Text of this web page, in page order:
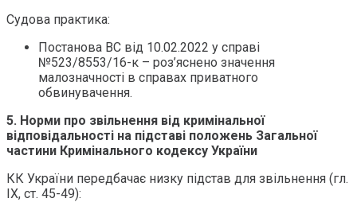
Судова практика:
Постанова ВС від 10.02.2022 у справі
№523/8553/16-к – роз’яснено значення
малозначності в справах приватного
обвинувачення.
5. Норми про звільнення від кримінальної
відповідальності на підставі положень Загальної
частини Кримінального кодексу України
КК України передбачає низку підстав для звільнення (гл.
IX, ст. 45-49):